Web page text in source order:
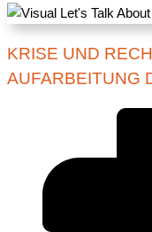
KRISE UND
AUFARBEITUNG